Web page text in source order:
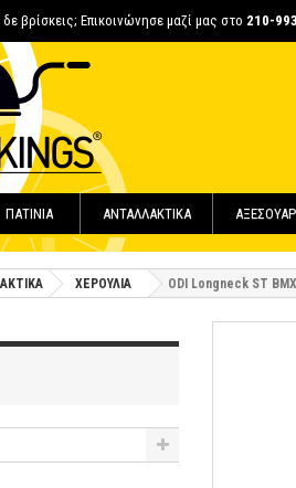
βρίσκεις; Επικοινώνησε μαζί μας στο 210-
ΠΑΤΙΝΙΑ ΑΝΤΑΛΛΑΚΤΙΚΑ ΑΞΕΣΟΥΑΡ
ΧΕΡΟΥΛΙΑ ODI Longneck ST